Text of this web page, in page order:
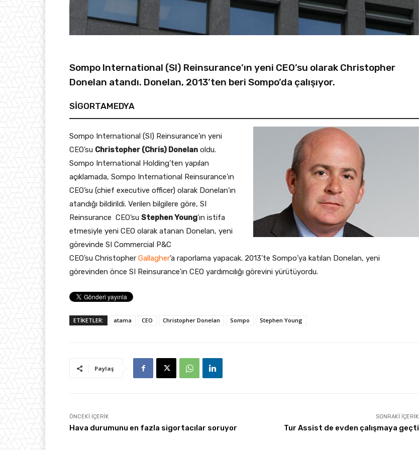
Sompo International (SI) Reinsurance’ın yeni CEO’su olarak Christopher
Donelan atandı. Donelan, 2013’ten beri Sompo’da çalışıyor.
SİGORTAMEDYA
Sompo International (SI) Reinsurance’ın yeni
CEO’su Christopher (Chris) Donelan oldu.
Sompo International Holding’ten yapılan
açıklamada, Sompo International Reinsurance’ın
CEO’su (chief executive officer) olarak Donelan’ın
atandığı bildirildi. Verilen bilgilere göre, SI
Reinsurance CEO’su Stephen Young’ın istifa
etmesiyle yeni CEO olarak atanan Donelan, yeni
görevinde SI Commercial P&C
CEO’su Christopher Gallagher’a raporlama yapacak. 2013’te Sompo’ya katılan Donelan, yeni
görevinden önce SI Reinsurance’ın CEO yardımcılığı görevini yürütüyordu.
ETİKETLER: atama CEO Christopher Donelan Sompo Stephen Young
Paylaş
ÖNCEKI İÇERIK
Hava durumunu en fazla sigortacılar soruyor
SONRAKI İÇERIK
Tur Assist de evden çalışmaya geçti